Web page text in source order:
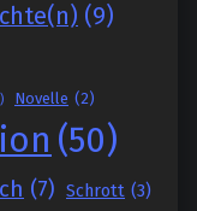
(9)
Novelle (2)
(50)
(7) Schrott (3)